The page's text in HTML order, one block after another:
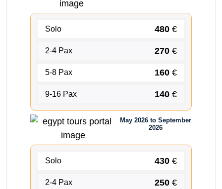
Solo 480 €
2-4 Pax 270 €
5-8 Pax 160 €
9-16 Pax 140 €
May 2026 to September
2026
Solo 430 €
2-4 Pax 250 €